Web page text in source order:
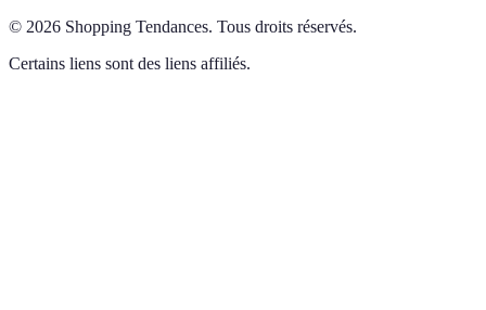
© 2026 Shopping Tendances. Tous droits réservés.
Certains liens sont des liens affiliés.